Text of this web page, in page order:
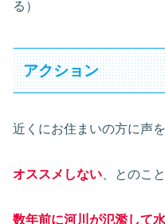
る）
アクション
近くにお住まいの方に声
オススメしない 、とのこと
数年前に河川が氾濫して